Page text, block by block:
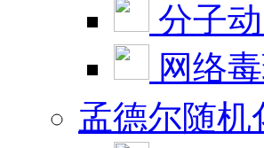
分子
网络
孟德尔随机